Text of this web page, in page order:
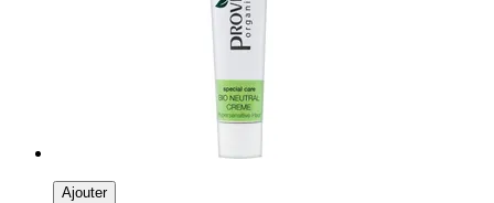
Ajouter